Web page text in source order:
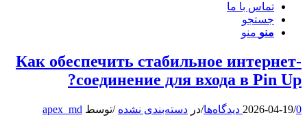
تماس با ما
جستجو
منو منو
Как обеспечить стабильное интернет-
соединение для входа в Pin Up?
2026-04-19/0 دیدگاه‌ها /در دسته‌بندی نشده /توسط apex_md